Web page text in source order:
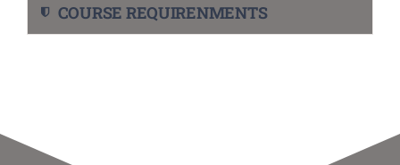
COURSE REQUIRENMENTS